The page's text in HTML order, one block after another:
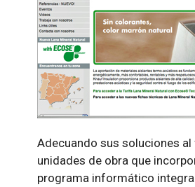
Adecuando sus soluciones
unidades de obra que
programa informático